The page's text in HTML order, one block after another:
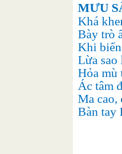
MƯU
Khá
Bày trò
Khi
Lừa sao
Hỏa mù
Ác tâm
Ma cao,
Bàn tay